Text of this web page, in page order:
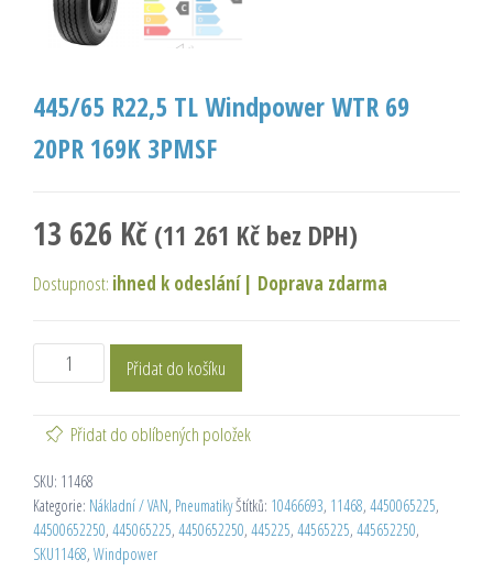
445/65 R22,5 TL Windpower WTR 69
20PR 169K 3PMSF
13 626 Kč (11 261 Kč bez DPH)
Dostupnost: ihned k odeslání | Doprava zdarma
Přidat do košíku
Přidat do oblíbených položek
SKU: 11468
Kategorie: Nákladní / VAN, PneumatikyŠtítků: 10466693, 11468, 4450065225,
44500652250, 445065225, 4450652250, 445225, 44565225, 445652250,
SKU11468, Windpower